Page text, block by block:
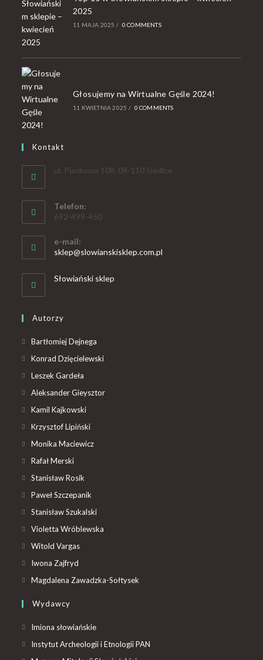
2025
11 MAJA 2025 / 0 COMMENTS
Głosujemy na Wirtualne Gęśle 2024!
11 KWIETNIA 2025 / 0 COMMENTS
Kontakt
ul. Piaskowa 108, 08-110 Siedlce
Telefon:
692-499-450
e-mail:
sklep@slowianskisklep.com.pl
Słowiański sklep
Autorzy
Bartłomiej Dejnega
Konrad Dzięcielewski
Leszek Gardeła
Aleksander Gieysztor
Kamil Kajkowski
Krzysztof Lipiński
Monika Maciewicz
Rafał Merski
Stanisław Rosik
Paweł Szczepanik
Stanisław Szukalski
Violetta Wróblewska
Witold Vargas
Iwona Zajfryd
Magdalena Zawadzka-Sołtysek
Wydawcy
Imiona słowiańskie
Instytut Archeologii i Etnologii PAN